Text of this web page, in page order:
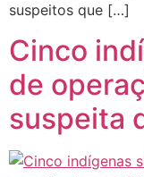
suspeitos que […]
Cinco
de
suspeita